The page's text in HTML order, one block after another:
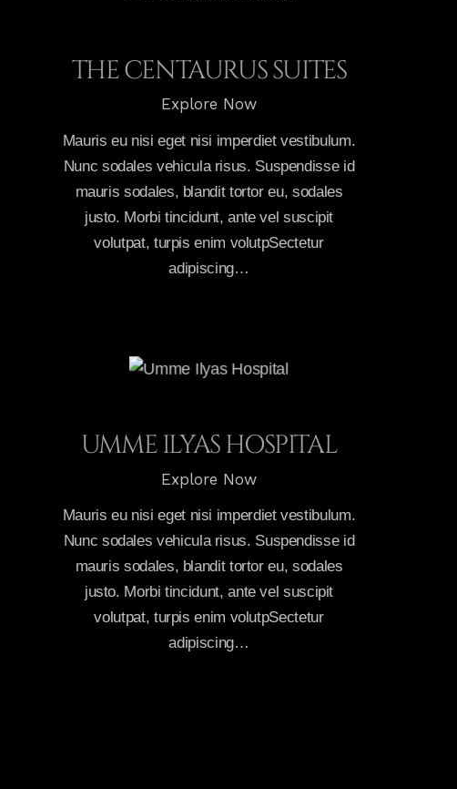
THE CENTAURUS SUITES
Explore Now
Mauris eu nisi eget nisi imperdiet vestibulum.
Nunc sodales vehicula risus. Suspendisse id
mauris sodales, blandit tortor eu, sodales
justo. Morbi tincidunt, ante vel suscipit
volutpat, turpis enim volutpSectetur
adipiscing…
UMME ILYAS HOSPITAL
Explore Now
Mauris eu nisi eget nisi imperdiet vestibulum.
Nunc sodales vehicula risus. Suspendisse id
mauris sodales, blandit tortor eu, sodales
justo. Morbi tincidunt, ante vel suscipit
volutpat, turpis enim volutpSectetur
adipiscing…